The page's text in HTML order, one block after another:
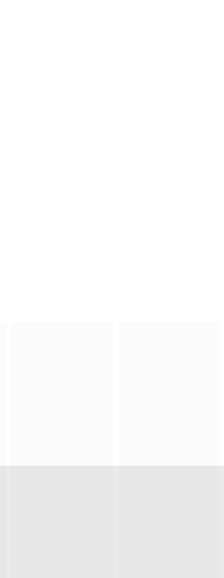
京》电影的念头，在说服主编姚松、老乡韩战
，他和两